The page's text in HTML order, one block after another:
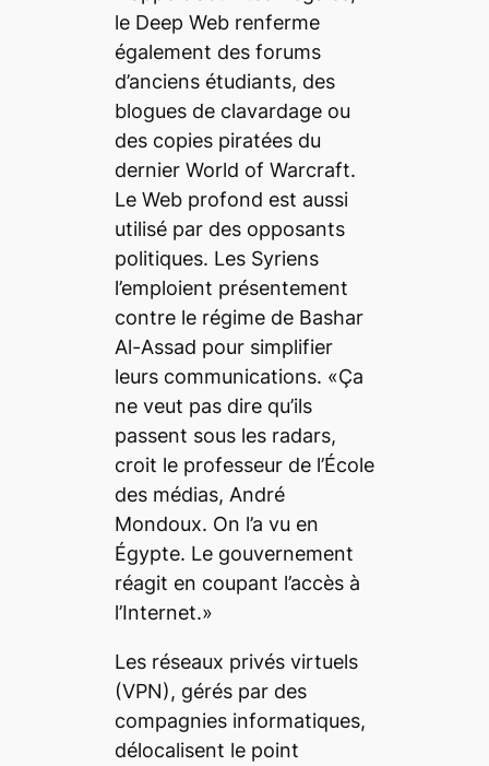
le Deep Webrenferme
également des forums
d’anciens étudiants, des
blogues de clavardage ou
des copies piratées du
dernier World of Warcraft.
Le Web profond est aussi
utilisé par des opposants
politiques. Les Syriens
l’emploient présentement
contre le régime de Bashar
Al-Assad pour simplifier
leurs communications. «Ça
ne veut pas dire qu’ils
passent sous les radars,
croit le professeur de l’École
des médias, André
Mondoux. On l’a vu en
Égypte. Le gouvernement
réagit en coupant l’accès à
l’Internet.»
Les réseaux privés virtuels
(VPN), gérés par des
compagnies informatiques,
délocalisent le point